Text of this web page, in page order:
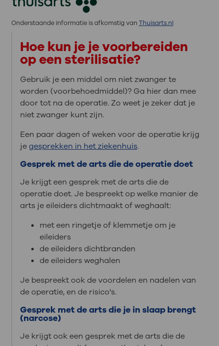
Onderstaande informatie is afkomstig van Thuisarts.nl
Hoe kun je je voorbereiden
op een sterilisatie?
Gebruik je een middel om niet zwanger te
worden (voorbehoedmiddel)? Ga hier dan mee
door tot na de operatie. Zo weet je zeker dat je
niet zwanger kunt zijn.
Een paar dagen of weken voor de operatie krijg
jegesprekken in het ziekenhuis.
Gesprek met de arts die de operatie doet
Je krijgt een gesprek met de arts die de
operatie doet. Je bespreekt op welke manier de
arts je eileiders dichtmaakt of weghaalt:
met een ringetje of klemmetje om je
eileiders
de eileiders dichtbranden
de eileiders weghalen
Je bespreekt ook de voordelen en nadelen van
de operatie, en de risico's.
Gesprek met de arts die je in slaap brengt
(narcose)
Je krijgt ook een gesprek met de arts die de